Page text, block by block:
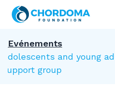
Skip to Main Content
Evénements
Adolescents and young
support group